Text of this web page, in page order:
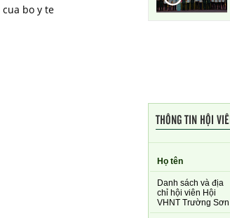
THÔNG TIN HỘI
Họ tên
Danh sách và địa
chỉ hội viên Hội
VHNT Trường Sơn